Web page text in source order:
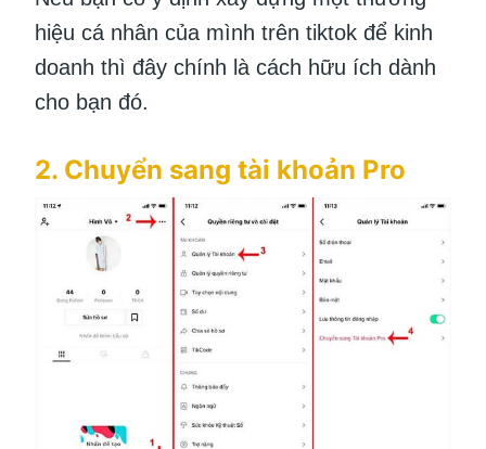
hiệu cá nhân của mình trên tiktok để kinh
doanh thì đây chính là cách hữu ích dành
cho bạn đó.
2. Chuyển sang tài khoản Pro